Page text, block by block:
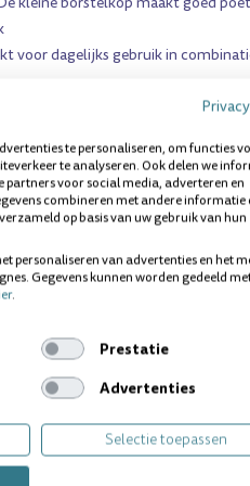
voor dagelijks gebruik in
handig, hygiënisch
GEBRUIK
bij het tandenpoetsen
u vinden in de volgende categorie:
dit product? Wij helpen
te personaliseren, om functies
te analyseren. Ook delen we
partners voor social media, adverteren en
combineren met andere informatie
op basis van uw gebruik van hun
personaliseren van advertenties en het
Gegevens kunnen worden gedeeld
.
Prestatie
Advertenties
Selectie toepassen